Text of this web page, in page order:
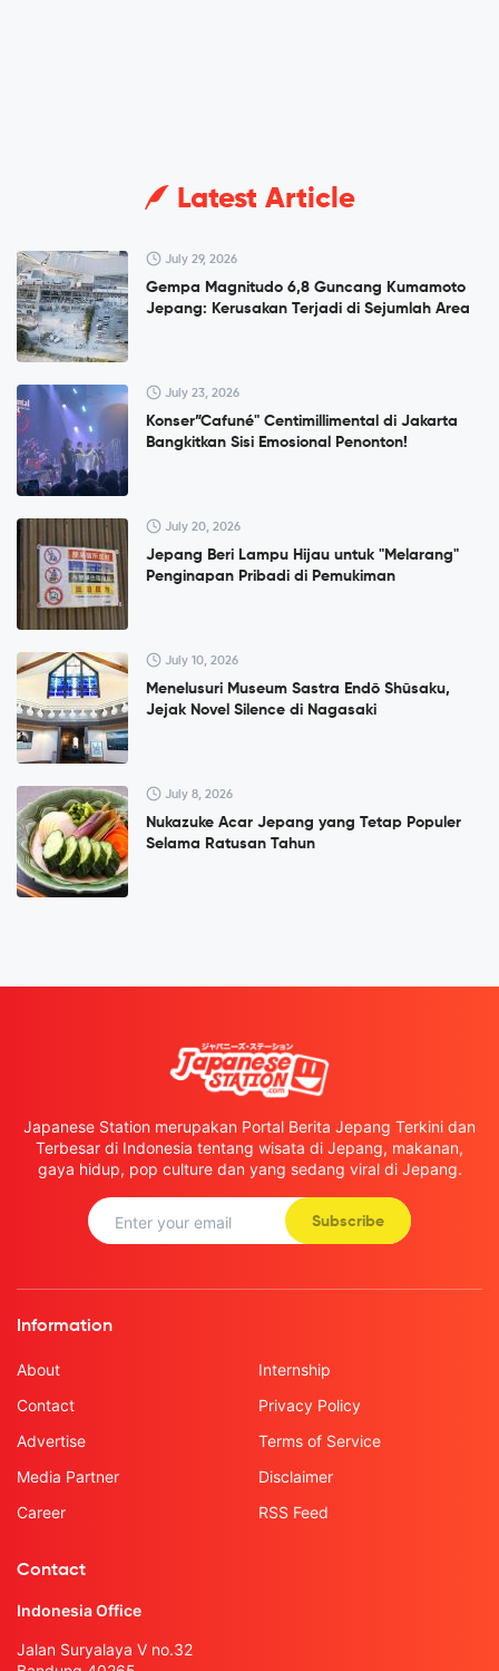
Latest Article
July 29, 2026
Gempa Magnitudo 6,8 Guncang Kumamoto
Jepang: Kerusakan Terjadi di Sejumlah Area
July 23, 2026
Konser”Cafuné" Centimillimental di Jakarta
Bangkitkan Sisi Emosional Penonton!
July 20, 2026
Jepang Beri Lampu Hijau untuk "Melarang"
Penginapan Pribadi di Pemukiman
July 10, 2026
Menelusuri Museum Sastra Endō Shūsaku,
Jejak Novel Silence di Nagasaki
July 8, 2026
Nukazuke Acar Jepang yang Tetap Populer
Selama Ratusan Tahun
Japanese Station merupakan Portal Berita Jepang Terkini dan
Terbesar di Indonesia tentang wisata di Jepang, makanan,
gaya hidup, pop culture dan yang sedang viral di Jepang.
Subscribe
Information
About
Contact
Advertise
Media Partner
Career
Internship
Privacy Policy
Terms of Service
Disclaimer
RSS Feed
Contact
Indonesia Office
Jalan Suryalaya V no.32